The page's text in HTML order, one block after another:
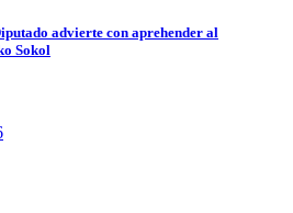
advierte con aprehender al
Sokol